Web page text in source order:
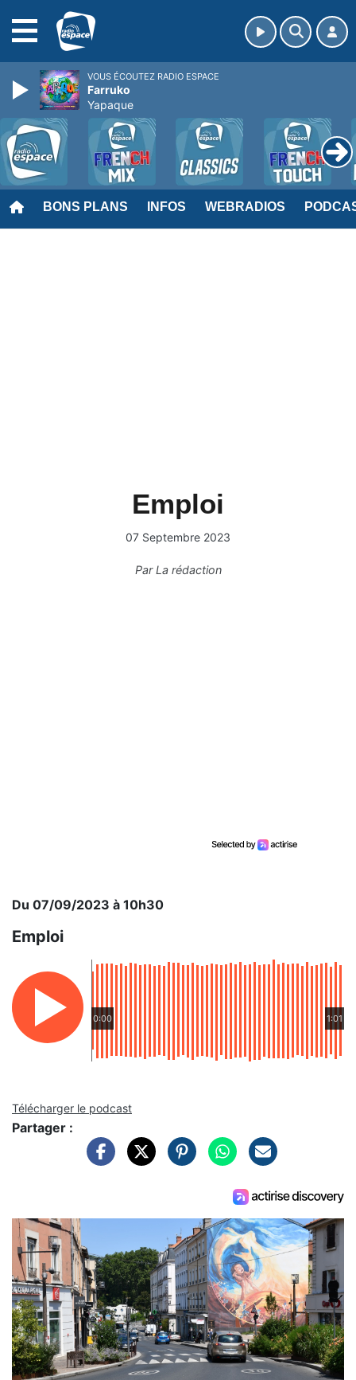
BONS PLANS INFOS WEBRADIOS
Emploi
07 Septembre 2023
ParLa rédaction
Du 07/09/2023 à 10h30
Emploi
0:00 1:01
Télécharger le podcast
Partager :
VOUS ÉCOUTEZ RADIO ESPACE
Farruko
Yapaque